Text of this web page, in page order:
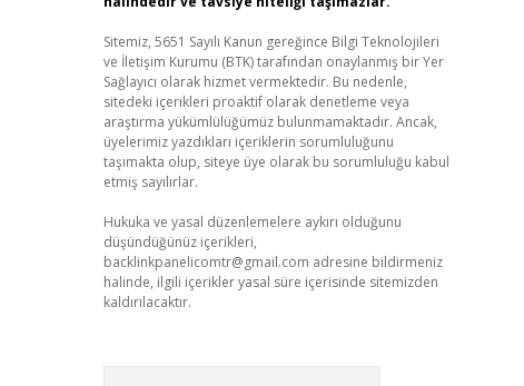
Sitemiz, 5651 Sayılı Kanun gereğince Bilgi Teknolojileri
ve İletişim Kurumu (BTK) tarafından onaylanmış bir Yer
Sağlayıcı olarak hizmet vermektedir. Bu nedenle,
sitedeki içerikleri proaktif olarak denetleme veya
araştırma yükümlülüğümüz bulunmamaktadır. Ancak,
üyelerimiz yazdıkları içeriklerin sorumluluğunu
taşımakta olup, siteye üye olarak bu sorumluluğu kabul
etmiş sayılırlar.
Hukuka ve yasal düzenlemelere aykırı olduğunu
düşündüğünüz içerikleri,
backlinkpanelicomtr@gmail.com adresine bildirmeniz
halinde, ilgili içerikler yasal süre içerisinde sitemizden
kaldırılacaktır.